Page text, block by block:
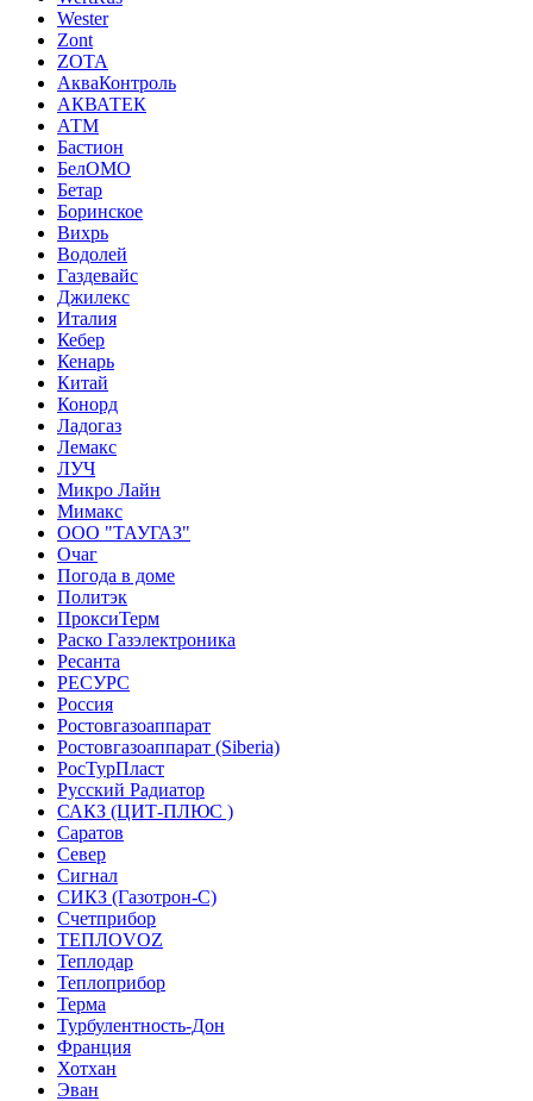
Wester
Zont
ZOTA
АкваКонтроль
АКВАТЕК
АТМ
Бастион
БелОМО
Бетар
Боринское
Вихрь
Водолей
Газдевайс
Джилекс
Италия
Кебер
Кенарь
Китай
Конорд
Ладогаз
Лемакс
ЛУЧ
Микро Лайн
Мимакс
ООО "ТАУГАЗ"
Очаг
Погода в доме
Политэк
ПроксиТерм
Раско Газэлектроника
Ресанта
РЕСУРС
Россия
Ростовгазоаппарат
Ростовгазоаппарат (Siberia)
РосТурПласт
Русский Радиатор
САКЗ (ЦИТ-ПЛЮС )
Саратов
Север
Сигнал
СИКЗ (Газотрон-С)
Счетприбор
ТЕПЛОVOZ
Теплодар
Теплоприбор
Терма
Турбулентность-Дон
Франция
Хотхан
Эван